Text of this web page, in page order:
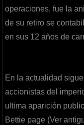
operaciones, fue la
de su retiro se
en sus 12 años de
En la actualidad
accionistas del
ultima aparición
Bettie page (Ver